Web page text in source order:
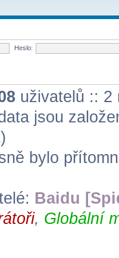
Heslo:
uživatelů :: 2
jsou
bylo
Baidu
, Globální